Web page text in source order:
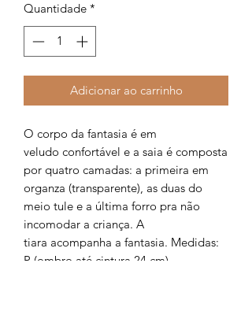
Quantidade *
Adicionar ao carrinho
O corpo da fantasia é em
veludo confortável e a saia é composta
por quatro camadas: a primeira em
organza (transparente), as duas do
meio tule e a última forro pra não
incomodar a criança. A
tiara acompanha a fantasia. Medidas:
P (ombro até cintura 24 cm),